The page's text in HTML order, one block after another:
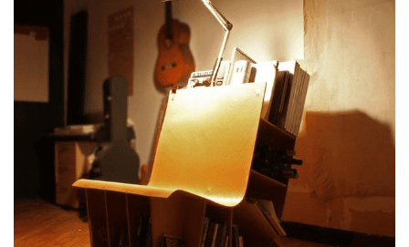
MENU
CHILD
MENU
제품리뷰
EXPAND
CHILD
MENU